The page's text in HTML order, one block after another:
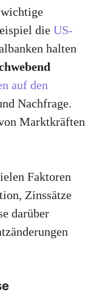
die US-
halten
auf den
Nachfrage.
Marktkräften
Faktoren
Zinssätze
darüber